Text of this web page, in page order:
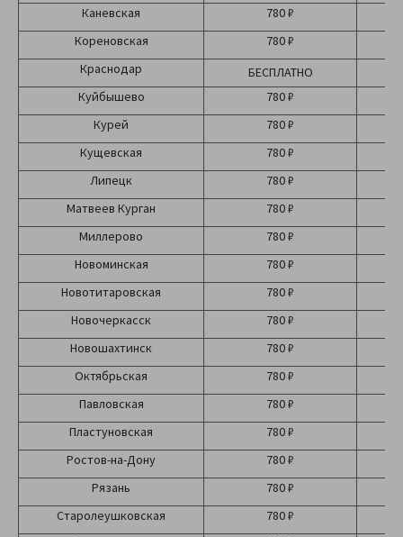
Каневская
780 ₽
Кореновская
780 ₽
Краснодар
БЕСПЛАТНО
Куйбышево
780 ₽
Курей
780 ₽
Кущевская
780 ₽
Липецк
780 ₽
Матвеев Курган
780 ₽
Миллерово
780 ₽
Новоминская
780 ₽
Новотитаровская
780 ₽
Новочеркасск
780 ₽
Новошахтинск
780 ₽
Октябрьская
780 ₽
Павловская
780 ₽
Пластуновская
780 ₽
Ростов-на-Дону
780 ₽
Рязань
780 ₽
Старолеушковская
780 ₽